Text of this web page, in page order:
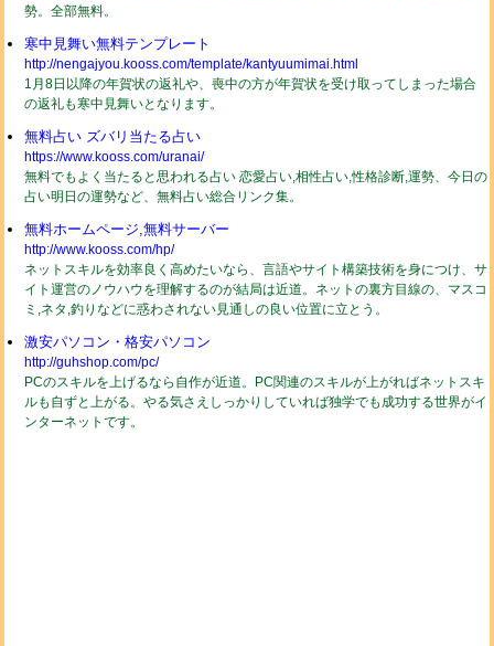
勢。全部無料。
寒中見舞い無料テンプレート
http://nengajyou.kooss.com/template/kantyuumimai.html
1月8日以降の年賀状の返礼や、喪中の方が年賀状を受け取ってしまった場合
の返礼も寒中見舞いとなります。
無料占い ズバリ当たる占い
https://www.kooss.com/uranai/
無料でもよく当たると思われる占い 恋愛占い,相性占い,性格診断,運勢、今日の
占い明日の運勢など、無料占い総合リンク集。
無料ホームページ,無料サーバー
http://www.kooss.com/hp/
ネットスキルを効率良く高めたいなら、言語やサイト構築技術を身につけ、サ
イト運営のノウハウを理解するのが結局は近道。ネットの裏方目線の、マスコ
ミ,ネタ,釣りなどに惑わされない見通しの良い位置に立とう。
激安パソコン・格安パソコン
http://guhshop.com/pc/
PCのスキルを上げるなら自作が近道。PC関連のスキルが上がればネットスキ
ルも自ずと上がる。やる気さえしっかりしていれば独学でも成功する世界がイ
ンターネットです。